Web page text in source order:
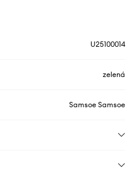
U25100014
zelená
Samsoe Samsoe